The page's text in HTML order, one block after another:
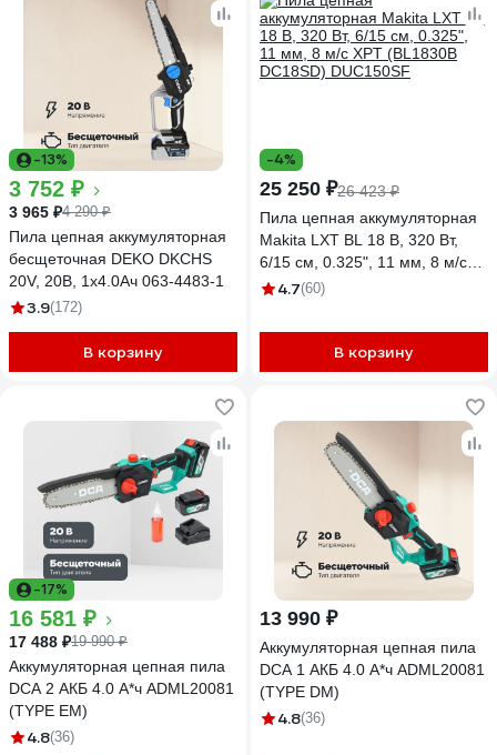
-13%
3 752 ₽
3 965 ₽4 290 ₽
Пила цепная аккумуляторная
бесщеточная DEKO DKCHS
20V, 20В, 1x4.0Ач 063-4483-1
3.9(172)
В корзину
-4%
25 250 ₽26 423 ₽
Пила цепная аккумуляторная
Makita LXT BL 18 В, 320 Вт,
6/15 см, 0.325", 11 мм, 8 м/с
XPT (BL1830B DC18SD)
4.7(60)
В корзину
-17%
16 581 ₽
17 488 ₽19 990 ₽
Аккумуляторная цепная пила
DCA 2 АКБ 4.0 А*ч ADML20081
(TYPE EM)
4.8(36)
13 990 ₽
Аккумуляторная цепная пила
DCA 1 АКБ 4.0 А*ч ADML20081
(TYPE DM)
4.8(36)